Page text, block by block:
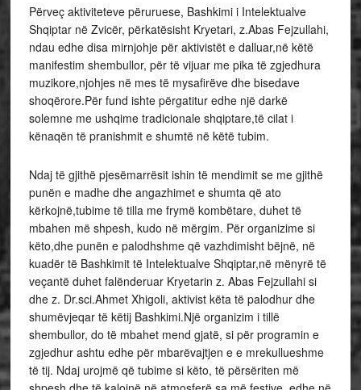
Përveç aktiviteteve përuruese, Bashkimi i Intelektualve
Shqiptar në Zvicër, përkatësisht Kryetari, z.Abas Fejzullahi,
ndau edhe disa mirnjohje për aktivistët e dalluar,në këtë
manifestim shembullor, për të vijuar me pika të zgjedhura
muzikore,njohjes në mes të mysafirëve dhe bisedave
shoqërore.Për fund ishte përgatitur edhe një darkë
solemne me ushqime tradicionale shqiptare,të cilat i
kënaqën të pranishmit e shumtë në këtë tubim.
Ndaj të gjithë pjesëmarrësit ishin të mendimit se me gjithë
punën e madhe dhe angazhimet e shumta që ato
kërkojnë,tubime të tilla me frymë kombëtare, duhet të
mbahen më shpesh, kudo në mërgim. Për organizime si
këto,dhe punën e palodhshme që vazhdimisht bëjnë, në
kuadër të Bashkimit të Intelektualve Shqiptar,në mënyrë të
veçantë duhet falënderuar Kryetarin z. Abas Fejzullahi si
dhe z. Dr.sci.Ahmet Xhigoli, aktivist këta të palodhur dhe
shumëvjeqar të këtij Bashkimi.Një organizim i tillë
shembullor, do të mbahet mend gjatë, si për programin e
zgjedhur ashtu edhe për mbarëvajtjen e e mrekullueshme
të tij. Ndaj urojmë që tubime si këto, të përsëriten më